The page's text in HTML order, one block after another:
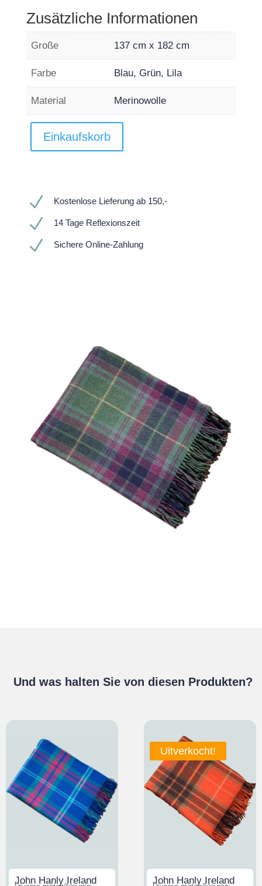
Zusätzliche Informationen
Große 137 cm x 182 cm
Farbe Blau, Grün, Lila
Material Merinowolle
Einkaufskorb
N Kostenlose Lieferung ab 150,-
N 14 Tage Reflexionszeit
N Sichere Online-Zahlung
Und was halten Sie von diesen Produkten?
John Hanly Ireland
Uitverkocht!
John Hanly Ireland